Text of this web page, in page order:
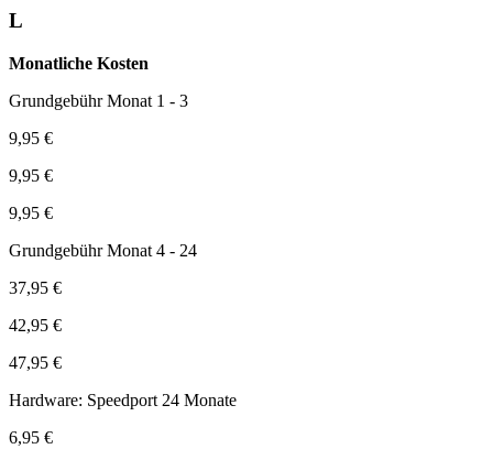
L
Monatliche Kosten
Grundgebühr Monat 1 - 3
9,95 €
9,95 €
9,95 €
Grundgebühr Monat 4 - 24
37,95 €
42,95 €
47,95 €
Hardware: Speedport 24 Monate
6,95 €